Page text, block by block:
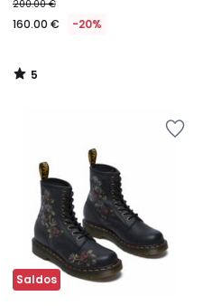
200.00 €
160.00 € -20%
5
/
Saldos